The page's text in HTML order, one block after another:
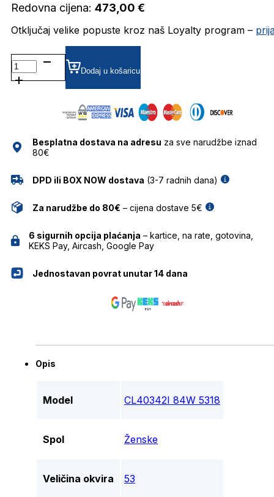
Redovna cijena: 473,00 €
Otključaj velike popuste kroz naš Loyalty program –
CL40342I
84W
5318
Dodaj u košaricu
Besplatna dostava na adresu za sve narudžbe iznad
80€
DPD ili BOX NOW dostava (3-7 radnih dana)
Za narudžbe do 80€ – cijena dostave 5€
6 sigurnih opcija plaćanja – kartice, na rate, gotovina,
KEKS Pay, Aircash, Google Pay
Jednostavan povrat unutar 14 dana
Opis
Model CL40342I 84W 5318
Spol Ženske
Veličina okvira 53